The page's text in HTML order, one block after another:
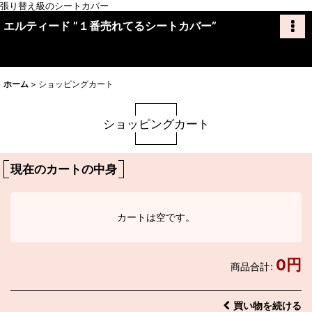
張り替え級のシートカバー
エルティード ”１番売れてるシートカバー”
ホーム > ショッピングカート
ショッピングカート
現在のカートの中身
カートは空です。
商品合計: 0円
買い物を続ける